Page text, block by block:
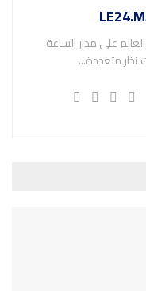
على مدار الساعة
نظر متعددة...